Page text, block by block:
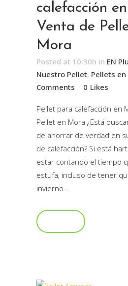
calefacción
Venta de
Mora
Posted at 10:30h in EN
Nuestro Pellet, Pellets
Comments
0 Likes
Pellet para calefacción en
Pellet en Mora ¿Está
de ahorrar de verdad en
de calefacción? Si está
estar contando el tiempo
estufa, incluso de tener
invierno...